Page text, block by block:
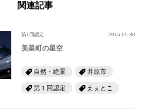
関連記事
第1回認定 2015-05-30
美星町の星空
自然・絶景 井原市
第１回認定 えぇとこ